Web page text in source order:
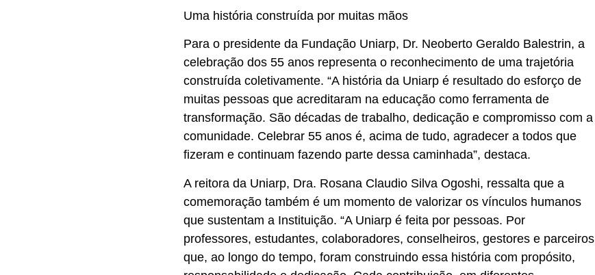
Uma história construída por muitas mãos
Para o presidente da Fundação Uniarp, Dr. Neoberto Geraldo Balestrin, a
celebração dos 55 anos representa o reconhecimento de uma trajetória
construída coletivamente. “A história da Uniarp é resultado do esforço de
muitas pessoas que acreditaram na educação como ferramenta de
transformação. São décadas de trabalho, dedicação e compromisso com a
comunidade. Celebrar 55 anos é, acima de tudo, agradecer a todos que
fizeram e continuam fazendo parte dessa caminhada”, destaca.
A reitora da Uniarp, Dra. Rosana Claudio Silva Ogoshi, ressalta que a
comemoração também é um momento de valorizar os vínculos humanos
que sustentam a Instituição. “A Uniarp é feita por pessoas. Por
professores, estudantes, colaboradores, conselheiros, gestores e parceiros
que, ao longo do tempo, foram construindo essa história com propósito,